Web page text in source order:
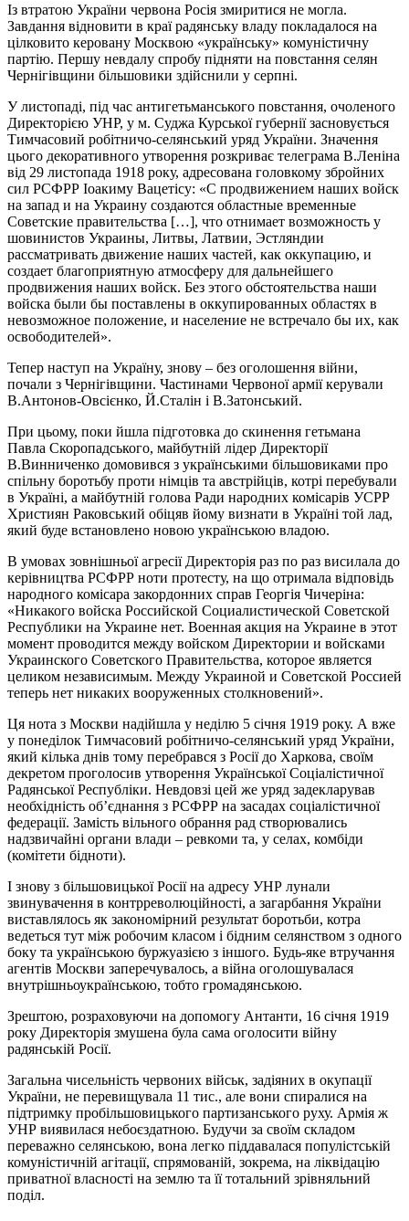
Із втратою України червона Росія змиритися не могла.
Завдання відновити в краї радянську владу покладалося на
цілковито керовану Москвою «українську» комуністичну
партію. Першу невдалу спробу підняти на повстання селян
Чернігівщини більшовики здійснили у серпні.
У листопаді, під час антигетьманського повстання, очоленого
Директорією УНР, у м. Суджа Курської губернії засновується
Тимчасовий робітничо-селянський уряд України. Значення
цього декоративного утворення розкриває телеграма В.Леніна
від 29 листопада 1918 року, адресована головкому збройних
сил РСФРР Іоакиму Вацетісу: «С продвижением наших войск
на запад и на Украину создаются областные временные
Советские правительства […], что отнимает возможность у
шовинистов Украины, Литвы, Латвии, Эстляндии
рассматривать движение наших частей, как оккупацию, и
создает благоприятную атмосферу для дальнейшего
продвижения наших войск. Без этого обстоятельства наши
войска были бы поставлены в оккупированных областях в
невозможное положение, и население не встречало бы их, как
освободителей».
Тепер наступ на Україну, знову – без оголошення війни,
почали з Чернігівщини. Частинами Червоної армії керували
В.Антонов-Овсієнко, Й.Сталін і В.Затонський.
При цьому, поки йшла підготовка до скинення гетьмана
Павла Скоропадського, майбутній лідер Директорії
В.Винниченко домовився з українськими більшовиками про
спільну боротьбу проти німців та австрійців, котрі перебували
в Україні, а майбутній голова Ради народних комісарів УСРР
Християн Раковський обіцяв йому визнати в Україні той лад,
який буде встановлено новою українською владою.
В умовах зовнішньої агресії Директорія раз по раз висилала до
керівництва РСФРР ноти протесту, на що отримала відповідь
народного комісара закордонних справ Георгія Чичеріна:
«Никакого войска Российской Социалистической Советской
Республики на Украине нет. Военная акция на Украине в этот
момент проводится между войском Директории и войсками
Украинского Советского Правительства, которое является
целиком независимым. Между Украиной и Советской Россией
теперь нет никаких вооруженных столкновений».
Ця нота з Москви надійшла у неділю 5 січня 1919 року. А вже
у понеділок Тимчасовий робітничо-селянський уряд України,
який кілька днів тому перебрався з Росії до Харкова, своїм
декретом проголосив утворення Української Соціалістичної
Радянської Республіки. Невдовзі цей же уряд задекларував
необхідність об’єднання з РСФРР на засадах соціалістичної
федерації. Замість вільного обрання рад створювались
надзвичайні органи влади – ревкоми та, у селах, комбіди
(комітети бідноти).
І знову з більшовицької Росії на адресу УНР лунали
звинувачення в контрреволюційності, а загарбання України
виставлялось як закономірний результат боротьби, котра
ведеться тут між робочим класом і бідним селянством з одного
боку та українською буржуазією з іншого. Будь-яке втручання
агентів Москви заперечувалось, а війна оголошувалася
внутрішньоукраїнською, тобто громадянською.
Зрештою, розраховуючи на допомогу Антанти, 16 січня 1919
року Директорія змушена була сама оголосити війну
радянській Росії.
Загальна чисельність червоних військ, задіяних в окупації
України, не перевищувала 11 тис., але вони спиралися на
підтримку пробільшовицького партизанського руху. Армія ж
УНР виявилася небоєздатною. Будучи за своїм складом
переважно селянською, вона легко піддавалася популістській
комуністичній агітації, спрямованій, зокрема, на ліквідацію
приватної власності на землю та її тотальний зрівняльний
поділ.